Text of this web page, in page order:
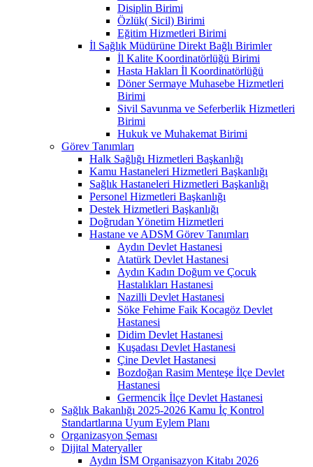
Disiplin Birimi
Özlük( Sicil) Birimi
Eğitim Hizmetleri Birimi
İl Sağlık Müdürüne Direkt Bağlı Birimler
İl Kalite Koordinatörlüğü Birimi
Hasta Hakları İl Koordinatörlüğü
Döner Sermaye Muhasebe Hizmetleri
Birimi
Sivil Savunma ve Seferberlik Hizmetleri
Birimi
Hukuk ve Muhakemat Birimi
Görev Tanımları
Halk Sağlığı Hizmetleri Başkanlığı
Kamu Hastaneleri Hizmetleri Başkanlığı
Sağlık Hastaneleri Hizmetleri Başkanlığı
Personel Hizmetleri Başkanlığı
Destek Hizmetleri Başkanlığı
Doğrudan Yönetim Hizmetleri
Hastane ve ADSM Görev Tanımları
Aydın Devlet Hastanesi
Atatürk Devlet Hastanesi
Aydın Kadın Doğum ve Çocuk
Hastalıkları Hastanesi
Nazilli Devlet Hastanesi
Söke Fehime Faik Kocagöz Devlet
Hastanesi
Didim Devlet Hastanesi
Kuşadası Devlet Hastanesi
Çine Devlet Hastanesi
Bozdoğan Rasim Menteşe İlçe Devlet
Hastanesi
Germencik İlçe Devlet Hastanesi
Sağlık Bakanlığı 2025-2026 Kamu İç Kontrol
Standartlarına Uyum Eylem Planı
Organizasyon Şeması
Dijital Materyaller
Aydın İSM Organisazyon Kitabı 2026